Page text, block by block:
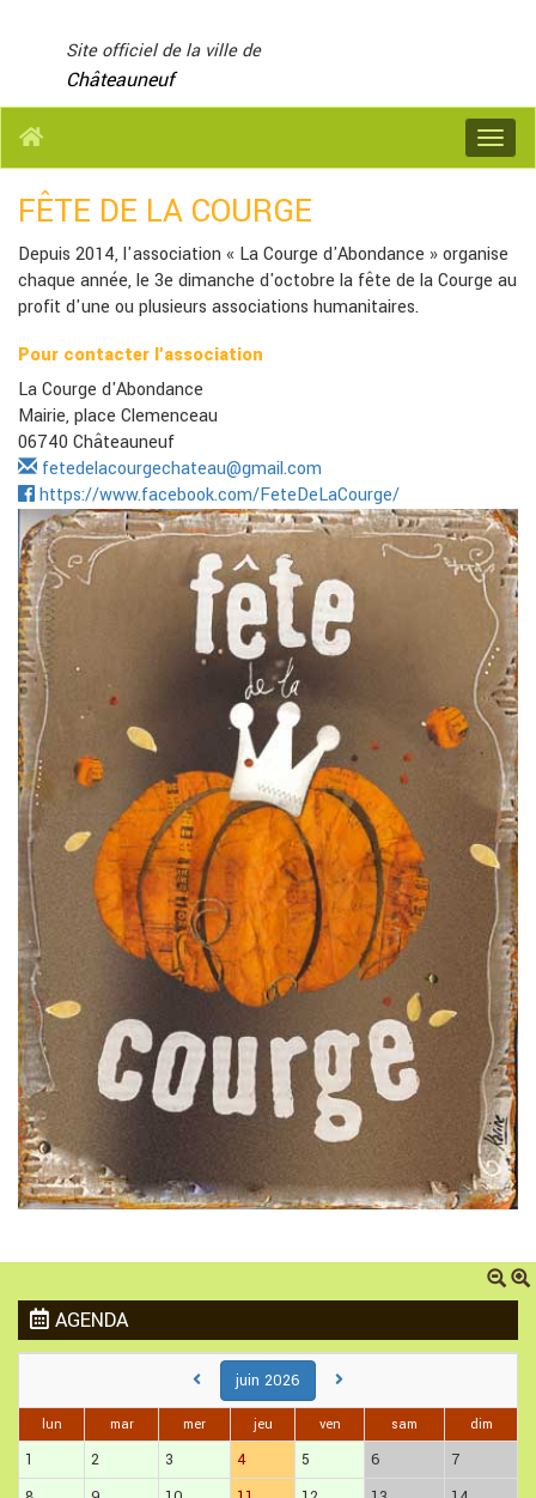
Site officiel de la ville de
Châteauneuf
Menu
FÊTE DE LA COURGE
Depuis 2014, l'association « La Courge d'Abondance » organise
chaque année, le 3e dimanche d'octobre la fête de la Courge au
profit d'une ou plusieurs associations humanitaires.
Pour contacter l'association
La Courge d'Abondance
Mairie, place Clemenceau
06740 Châteauneuf
fetedelacourgechateau@gmail.com
https://www.facebook.com/FeteDeLaCourge/
AGENDA
juin 2026
lun mar mer jeu ven sam dim
1 2 3 4 5 6
7